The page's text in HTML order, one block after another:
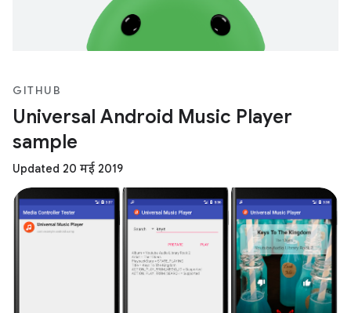
GITHUB
Universal Android Music Player
sample
Updated 20 मई 2019